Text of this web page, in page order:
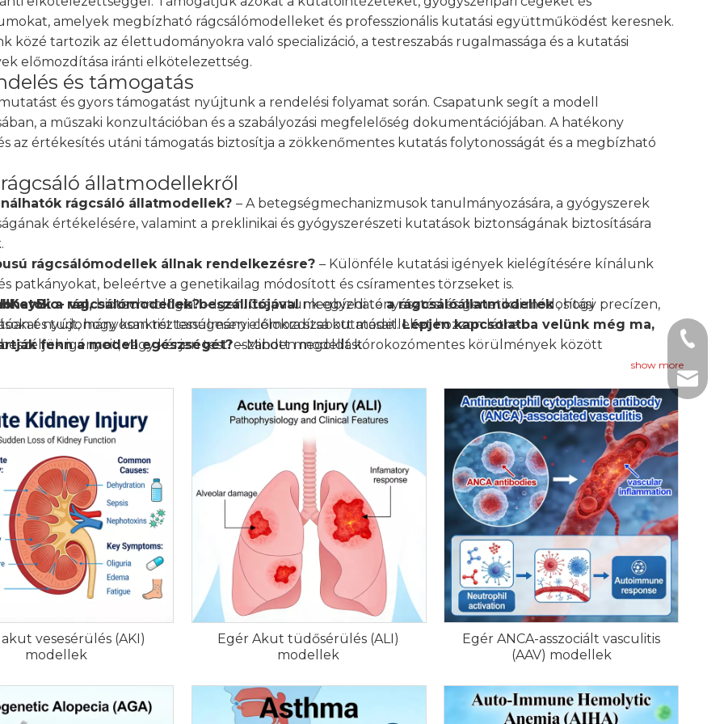
amelyek megbízható rágcsálómodelleket és professzionális kutatási együttműködést keresnek.
közé tartozik az élettudományokra való specializáció, a testreszabás rugalmassága és a kutatási
előmozdítása iránti elkötelezettség.
és támogatás
és gyors támogatást nyújtunk a rendelési folyamat során. Csapatunk segít a modell
a műszaki konzultációban és a szabályozási megfelelőség dokumentációjában. A hatékony
az értékesítés utáni támogatás biztosítja a zökkenőmentes kutatás folytonosságát és a megbízható
rágcsáló állatmodellekről
rágcsáló állatmodellek? – A betegségmechanizmusok tanulmányozására, a gyógyszerek
értékelésére, valamint a preklinikai és gyógyszerészeti kutatások biztonságának biztosítására
rágcsálómodellek állnak rendelkezésre? – Különféle kutatási igények kielégítésére kínálunk
patkányokat, beleértve a genetikailag módosított és csíramentes törzseket is.
a rágcsálómodellek?– Igen. Csapatunk egyedi tenyésztési és genetikai módosítási
nyújt, hogy konkrét tanulmányi célokra szabott modelleket hozzon létre.
fenn a modell egészségét?– Minden modellt kórokozómentes körülmények között
rágcsálómodelleket a HKeyBio-tól?– Forduljon ügyfélszolgálatunkhoz tanácsadásért,
valamint segítségért a modellválasztással és a logisztikával kapcsolatban.
val,biotechnológiaibeszállítójávalmegbízhatóa rágcsálóállatmodellek, hogy precízen,
és tudományosan tisztességesen előmozdítsa kutatásait.Lépjen kapcsolatba velünk még ma,
igényeit, vagy kérjen testreszabott megoldást.
show more
vesesérülés (AKI)
modellek
Egér Akut tüdősérülés (ALI)
modellek
Egér ANCA-asszociált vasculitis
(AAV) modellek
+1
+86-